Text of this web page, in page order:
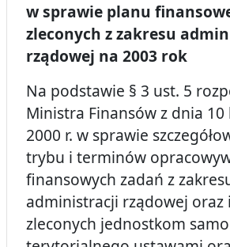
w sprawie planu
zleconych z zakresu
rządowej na 2003 rok
Na podstawie § 3 ust. 5
Ministra Finansów z dnia
2000 r. w sprawie
trybu i terminów
finansowych zadań z
administracji rządowej oraz
zleconych jednostkom